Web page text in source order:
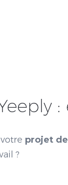
projet
?